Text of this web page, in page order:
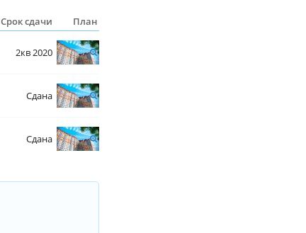
Срок сдачи План
2кв 2020
Сдана
Сдана